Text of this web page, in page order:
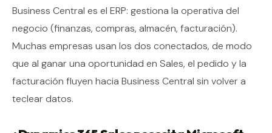
Business Central es el ERP: gestiona la operativa del
negocio (finanzas, compras, almacén, facturación).
Muchas empresas usan los dos conectados, de modo
que al ganar una oportunidad en Sales, el pedido y la
facturación fluyen hacia Business Central sin volver a
teclear datos.